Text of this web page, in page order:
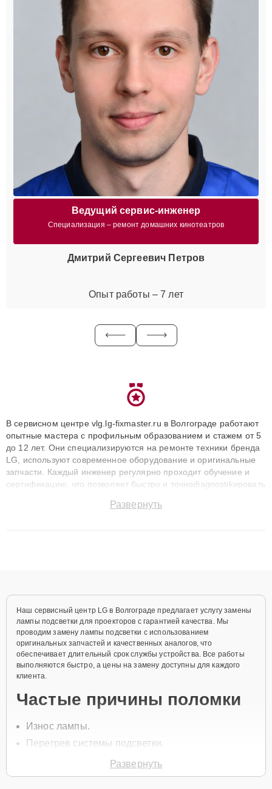
Ведущий сервис-инженер
Специализация – ремонт домашних кинотеатров
Дмитрий Сергеевич Петров
Опыт работы – 7 лет
В сервисном центре vlg.lg-fixmaster.ru в Волгограде работают
опытные мастера с профильным образованием и стажем от 5
до 12 лет. Они специализируются на ремонте техники бренда
LG, используют современное оборудование и оригинальные
запчасти. Каждый инженер регулярно проходит обучение и
сертификацию, что позволяет быстро и точноdiagnostikировать
до 3 лет. Наши мастера решают сложные случаи: от замены
Развернуть
Наш сервисный центр LG в Волгограде предлагает услугу замены
лампы подсветки для проекторов с гарантией качества. Мы
проводим замену лампы подсветки с использованием
оригинальных запчастей и качественных аналогов, что
обеспечивает длительный срок службы устройства. Все работы
выполняются быстро, а цены на замену доступны для каждого
клиента.
Частые причины поломки
Износ лампы.
Перегрев системы подсветки.
Неправильная эксплуатация устройства.
Механические повреждения лампы.
Развернуть